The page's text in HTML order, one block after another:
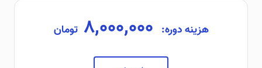
هزینه دوره: تومان